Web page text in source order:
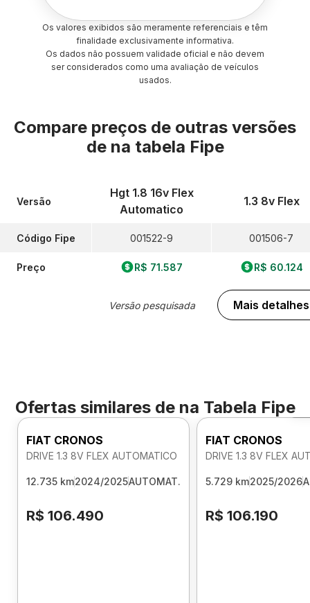
Os valores exibidos são meramente referenciais e têm
finalidade exclusivamente informativa.
Os dados não possuem validade oficial e não devem
ser considerados como uma avaliação de veículos
usados.
Compare preços de outras versões
de na tabela Fipe
Versão
Código Fipe
Preço
Hgt 1.8 16v Flex
Automatico
001522-9
R$ 71.587
Versão pesquisada
1.3 8v Flex
001506-7
R$ 60.124
Mais detalhes
Ofertas similares de na Tabela Fipe
FIAT CRONOS
DRIVE 1.3 8V FLEX AUTOMATICO
12.735 km2024/2025AUTOMAT.
R$ 106.490
FIAT CRONOS
DRIVE 1.3 8V FLEX
5.729 km2025/2026
R$ 106.190